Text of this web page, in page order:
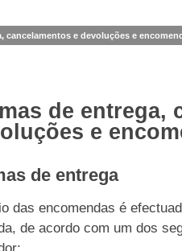
cancelamentos e devoluções e
de entrega,
e
de entrega
das encomendas é
de acordo com um dos